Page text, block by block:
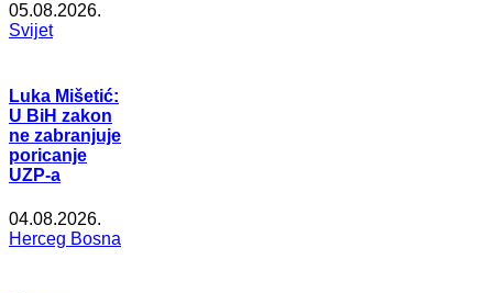
05.08.2026.
Svijet
Luka Mišetić:
U BiH zakon
ne zabranjuje
poricanje
UZP-a
04.08.2026.
Herceg Bosna